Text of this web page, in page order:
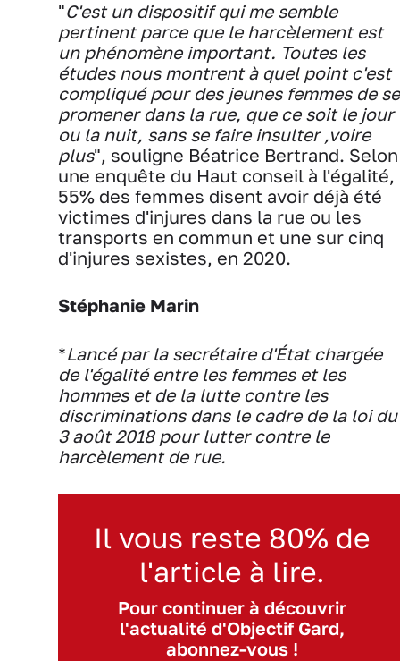
"C'est un dispositif qui me semble
pertinent parce que le harcèlement est
un phénomène important. Toutes les
études nous montrent à quel point c'est
compliqué pour des jeunes femmes de se
promener dans la rue, que ce soit le jour
ou la nuit, sans se faire insulter ,voire
plus", souligne Béatrice Bertrand. Selon
une enquête du Haut conseil à l'égalité,
55% des femmes disent avoir déjà été
victimes d'injures dans la rue ou les
transports en commun et une sur cinq
d'injures sexistes, en 2020.
Stéphanie Marin
*Lancé par la secrétaire d'État chargée
de l'égalité entre les femmes et les
hommes et de la lutte contre les
discriminations dans le cadre de la loi du
3 août 2018 pour lutter contre le
harcèlement de rue.
Il vous reste 80% de
l'article à lire.
Pour continuer à découvrir
l'actualité d'Objectif Gard,
abonnez-vous !